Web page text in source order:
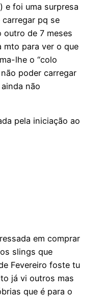
e foi uma surpresa
pq se
outro de 7 meses
mto para ver o que
lhe o “colo
poder carregar
não
pela iniciação ao
em comprar
slings que
Fevereiro foste tu
já vi outros mas
que é para o